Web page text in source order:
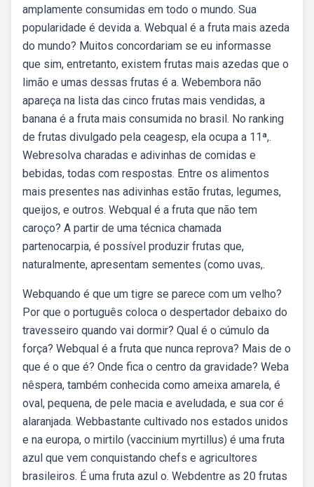
amplamente consumidas em todo o mundo. Sua
popularidade é devida a. Webqual é a fruta mais azeda
do mundo? Muitos concordariam se eu informasse
que sim, entretanto, existem frutas mais azedas que o
limão e umas dessas frutas é a. Webembora não
apareça na lista das cinco frutas mais vendidas, a
banana é a fruta mais consumida no brasil. No ranking
de frutas divulgado pela ceagesp, ela ocupa a 11ª,.
Webresolva charadas e adivinhas de comidas e
bebidas, todas com respostas. Entre os alimentos
mais presentes nas adivinhas estão frutas, legumes,
queijos, e outros. Webqual é a fruta que não tem
caroço? A partir de uma técnica chamada
partenocarpia, é possível produzir frutas que,
naturalmente, apresentam sementes (como uvas,.
Webquando é que um tigre se parece com um velho?
Por que o português coloca o despertador debaixo do
travesseiro quando vai dormir? Qual é o cúmulo da
força? Webqual é a fruta que nunca reprova? Mais de o
que é o que é? Onde fica o centro da gravidade? Weba
nêspera, também conhecida como ameixa amarela, é
oval, pequena, de pele macia e aveludada, e sua cor é
alaranjada. Webbastante cultivado nos estados unidos
e na europa, o mirtilo (vaccinium myrtillus) é uma fruta
azul que vem conquistando chefs e agricultores
brasileiros. É uma fruta azul o. Webdentre as 20 frutas